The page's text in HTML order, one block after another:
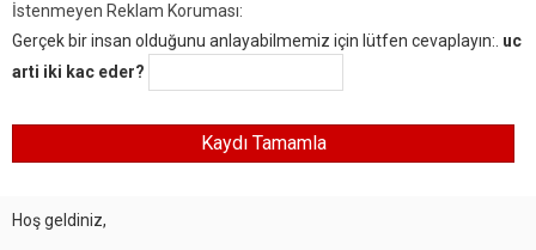
İstenmeyen Reklam Koruması:
Gerçek bir insan olduğunu anlayabilmemiz için lütfen cevaplayın:. uc
arti iki kac eder?
Hoş geldiniz,